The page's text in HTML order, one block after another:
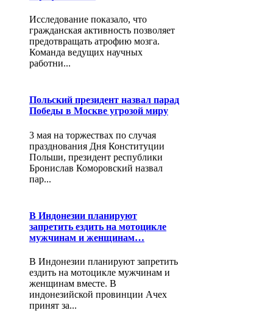
Исследование показало, что
гражданская активность позволяет
предотвращать атрофию мозга.
Команда ведущих научных
работни...
Польский президент назвал парад
Победы в Москве угрозой миру
3 мая на торжествах по случая
празднования Дня Конституции
Польши, президент республики
Бронислав Коморовский назвал
пар...
В Индонезии планируют
запретить ездить на мотоцикле
мужчинам и женщинам…
В Индонезии планируют запретить
ездить на мотоцикле мужчинам и
женщинам вместе. В
индонезийской провинции Ачех
принят за...